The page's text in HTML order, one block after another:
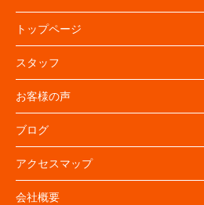
トップページ
スタッフ
お客様の声
ブログ
アクセスマップ
会社概要